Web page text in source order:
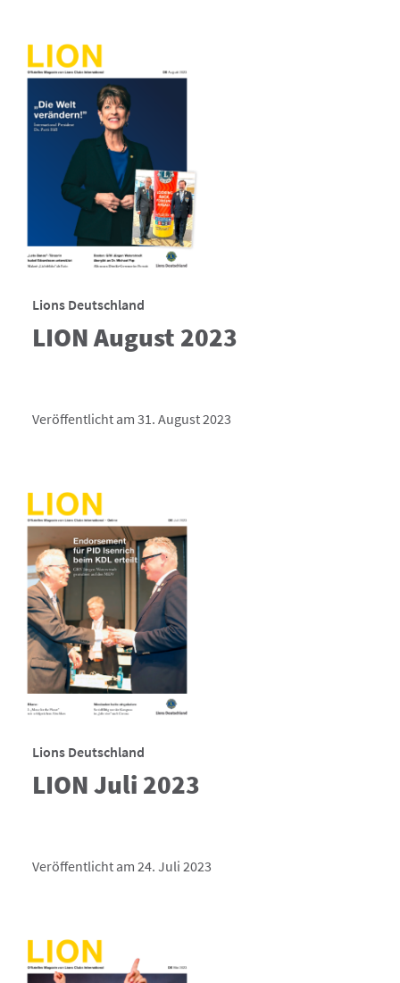
Lions Deutschland
LION August 2023
Veröffentlicht am 31. August 2023
Lions Deutschland
LION Juli 2023
Veröffentlicht am 24. Juli 2023